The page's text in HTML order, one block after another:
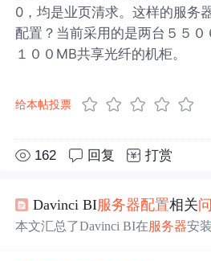
0，均是业页清求。这样的服务
配置？当前采用的是两台５５
１００MB共享光纤的机柜。
给本帖投票
162 回复 打赏
Davinci BI服务器配置相关
本文汇总了Davinci BI在服务器安装